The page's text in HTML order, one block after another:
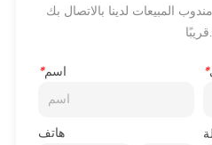
المبيعات لدينا بالاتصال بك
قريبًا.
*اسم *
هاتف